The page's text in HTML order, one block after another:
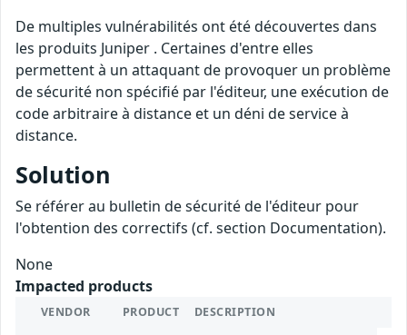
De multiples vulnérabilités ont été découvertes dans
les produits Juniper . Certaines d'entre elles
permettent à un attaquant de provoquer un problème
de sécurité non spécifié par l'éditeur, une exécution de
code arbitraire à distance et un déni de service à
distance.
Solution
Se référer au bulletin de sécurité de l'éditeur pour
l'obtention des correctifs (cf. section Documentation).
None
Impacted products
VENDOR PRODUCT DESCRIPTION